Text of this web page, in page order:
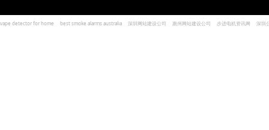
vape detector for home best smoke alarms australia 深圳网站建设公司 惠州网站建设公司 步进电机资讯网 深圳